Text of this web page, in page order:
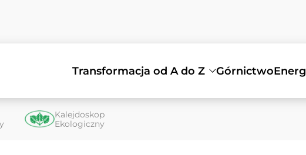
Transformacja od A do Z Górnictwo
Kalejdoskop
Ekologiczny